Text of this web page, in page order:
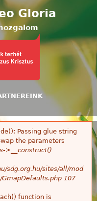
Gloria
Passing glue string
the parameters
>__construct()
sdg.org.hu/sites/all/mod
107
function is